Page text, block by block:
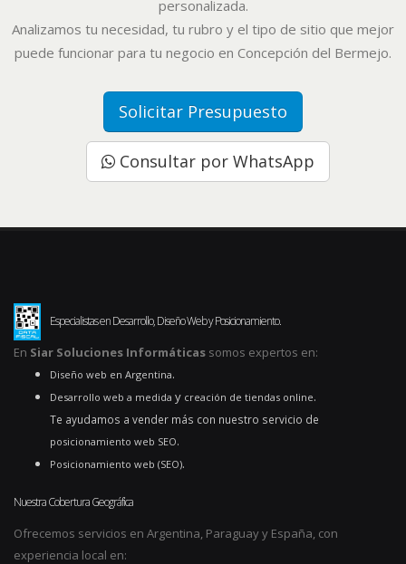
personalizada.
Analizamos tu necesidad, tu rubro y el tipo de sitio que mejor
puede funcionar para tu negocio en Concepción del Bermejo.
Solicitar Presupuesto
Consultar por WhatsApp
Especialistas en Desarrollo, Diseño Web y Posicionamiento.
En Siar Soluciones Informáticas somos expertos en:
Diseño web en Argentina.
Desarrollo web a medida y creación de tiendas online.
Te ayudamos a vender más con nuestro servicio de
posicionamiento web SEO.
Posicionamiento web (SEO).
Nuestra Cobertura Geográfica
Ofrecemos servicios en Argentina, Paraguay y España, con
experiencia local en: